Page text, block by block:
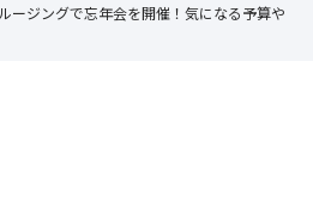
ージングで忘年会を開催！気になる予算や